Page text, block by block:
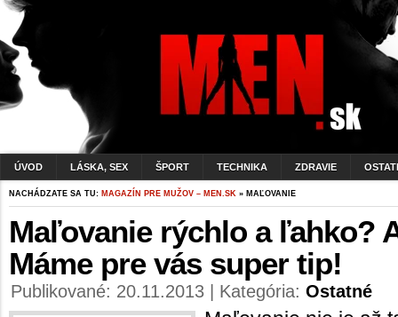
ÚVOD LÁSKA, SEX ŠPORT TECHNIKA ZDRAVIE
NACHÁDZATE SA TU: MAGAZÍN PRE MUŽOV – MEN.SK » MAĽOVANIE
Maľovanie rýchlo a ľahko?
Máme pre vás super tip!
Publikované: 20.11.2013 | Kategória: Ostatné